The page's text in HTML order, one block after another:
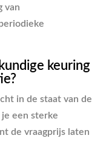
van
keuring
in de staat van de
een sterke
de vraagprijs laten